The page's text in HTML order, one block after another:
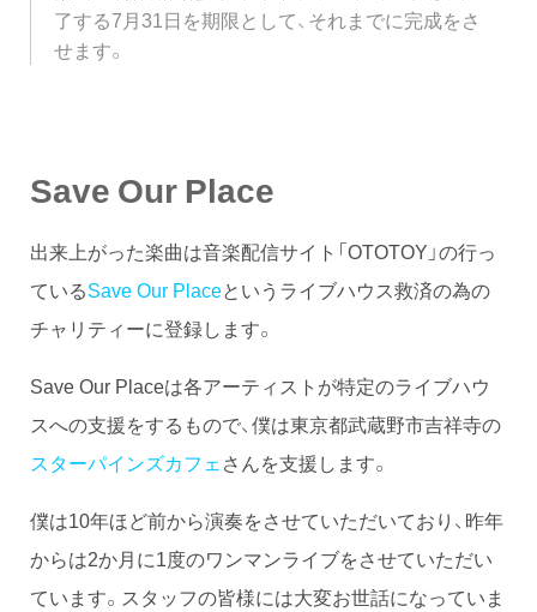
了する7月31日を期限として、それまでに完成をさ
せます。
Save Our Place
出来上がった楽曲は音楽配信サイト「OTOTOY」の行っ
ているSave Our Placeというライブハウス救済の為の
チャリティーに登録します。
Save Our Placeは各アーティストが特定のライブハウ
スへの支援をするもので、僕は東京都武蔵野市吉祥寺の
スターパインズカフェさんを支援します。
僕は10年ほど前から演奏をさせていただいており、昨年
からは2か月に1度のワンマンライブをさせていただい
ています。スタッフの皆様には大変お世話になっていま